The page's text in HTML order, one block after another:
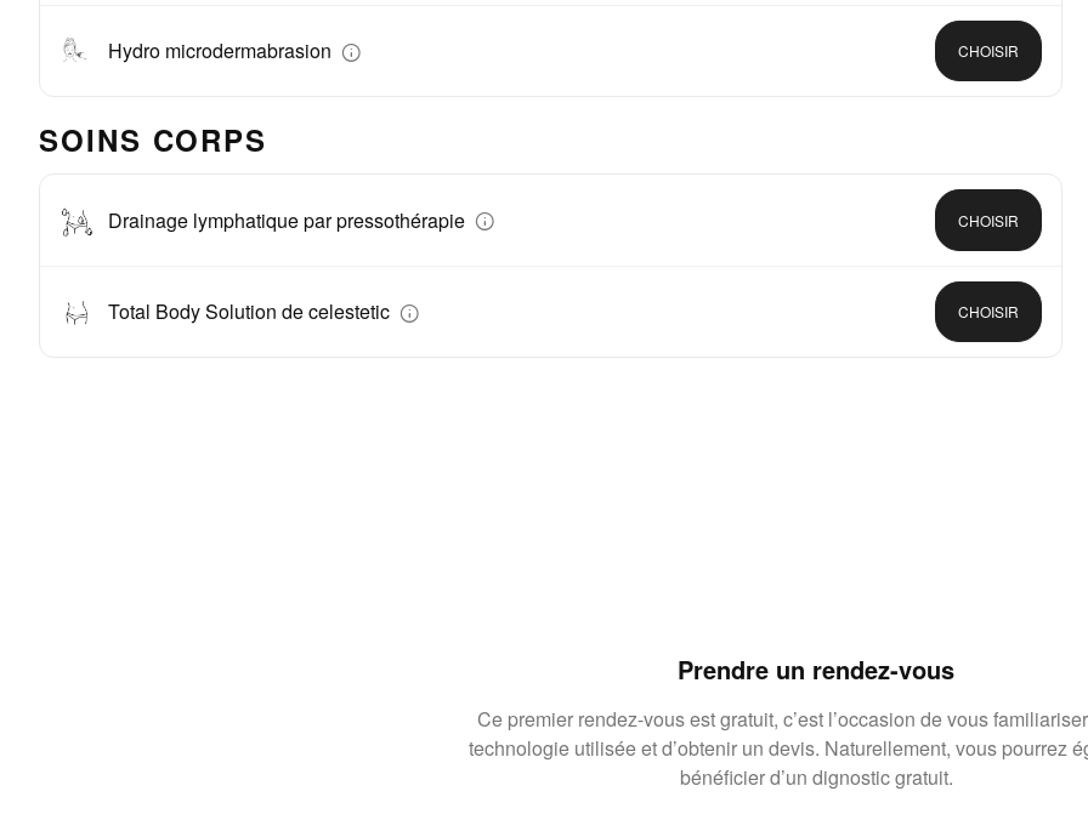
Hydro microdermabrasion CHOISIR
SOINS CORPS
Drainage lymphatique par pressothérapie CHOISIR
Total Body Solution de celestetic CHOISIR
Prendre un rendez-vous
Ce premier rendez-vous est gratuit, c’est l’occasion de vous
technologie utilisée et d’obtenir un devis. Naturellement, vous pourrez
bénéficier d’un dignostic gratuit.